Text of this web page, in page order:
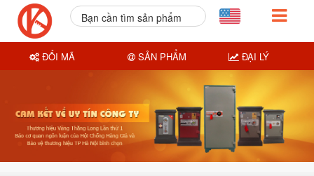
Bạn cần tìm sản phẩm
ĐỔI MÃ SẢN PHẨM ĐẠI LÝ